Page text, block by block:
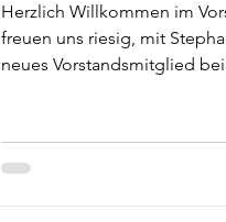
Herzlich Willkommen im
freuen uns riesig, mit
neues Vorstandsmitglied
um das Führen von
gehören zahlreiche